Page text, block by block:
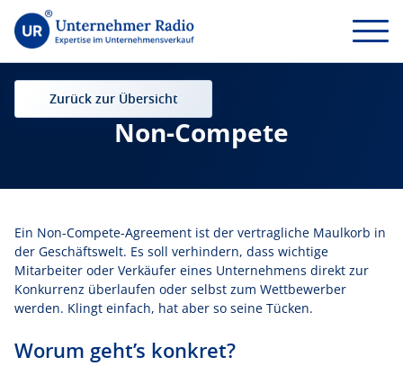
Zurück zur Übersicht
Non-Compete
Ein Non-Compete-Agreement ist der vertragliche Maulkorb in
der Geschäftswelt. Es soll verhindern, dass wichtige
Mitarbeiter oder Verkäufer eines Unternehmens direkt zur
Konkurrenz überlaufen oder selbst zum Wettbewerber
werden. Klingt einfach, hat aber so seine Tücken.
Worum geht’s konkret?